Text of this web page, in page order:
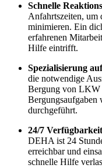
Schnelle
Anfahrtszeiten, um
minimieren. Ein
erfahrenen
Hilfe eintrifft.
Spezialisierung
die notwendige
Bergung von LKW
Bergungsaufgaben
durchgeführt.
24/7
DEHA ist 24
erreichbar und
schnelle Hilfe